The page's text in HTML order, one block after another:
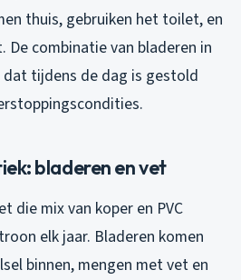
thuis, gebruiken het toilet, en
combinatie van bladeren in
tijdens de dag is gestold
bladeren en vet
die mix van koper en PVC
elk jaar. Bladeren komen
binnen, mengen met vet en